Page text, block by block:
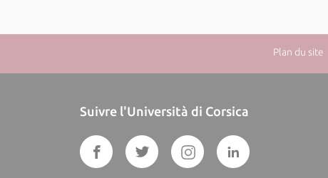
Plan du site
Suivre l'Università di Corsica